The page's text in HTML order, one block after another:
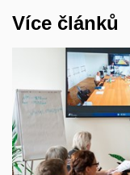
Více článků